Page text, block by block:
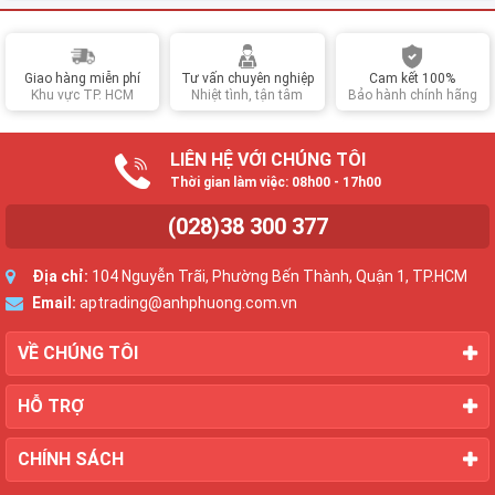
L850, L1800
Giao hàng miễn phí
Khu vực TP. HCM
Tư vấn chuyên nghiệp
Nhiệt tình, tận tâm
Cam kết 100%
Bảo hành chính hãng
LIÊN HỆ VỚI CHÚNG TÔI
Thời gian làm việc: 08h00 - 17h00
(028)38 300 377
Địa chỉ: 104 Nguyễn Trãi, Phường Bến Thành, Quận 1, TP.HCM
Email: aptrading@anhphuong.com.vn
VỀ CHÚNG TÔI
HỖ TRỢ
CHÍNH SÁCH